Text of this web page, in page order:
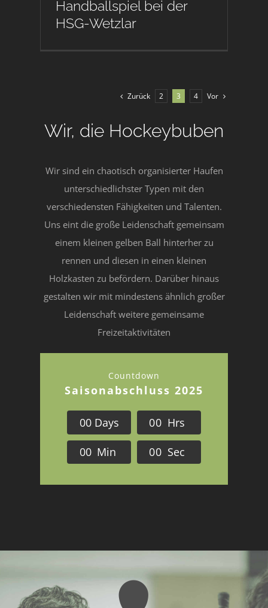
Handballspiel bei der
HSG-Wetzlar
Zurück 2 3 4 Vor
Wir, die Hockeybuben
Wir sind ein chaotisch organisierter Haufen
unterschiedlichster Typen mit den
verschiedensten Fähigkeiten und Talenten.
Uns eint die große Leidenschaft gemeinsam
einem kleinen gelben Ball hinterher zu
rennen und diesen in einen kleinen
Holzkasten zu befördern. Darüber hinaus
gestalten wir mit mindestens ähnlich großer
Leidenschaft weitere gemeinsame
Freizeitaktivitäten
Countdown
Saisonabschluss 2025
00 Days 00 Hrs
00 Min 00 Sec